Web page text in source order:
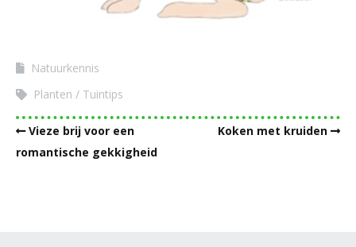
Natuurkennis
Planten
Tuintips
Vieze brij voor een
romantische gekkigheid
Koken met kruiden